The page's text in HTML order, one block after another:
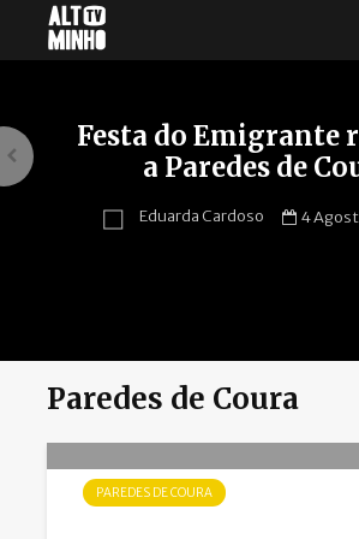
Festa do Emigrante
a Paredes de
Eduarda Cardoso 4
Paredes de Coura
PAREDES DE COURA